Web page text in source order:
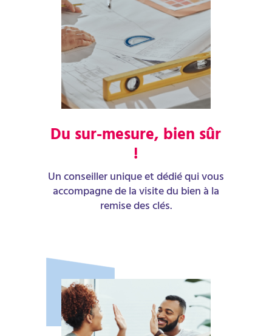
Du sur-mesure, bien sûr
!
Un conseiller unique et dédié qui vous
accompagne de la visite du bien à la
remise des clés.